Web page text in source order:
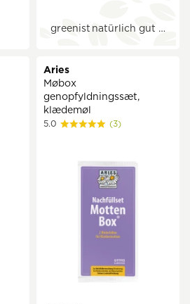
greenist natürlich gut …
Aries
Møbox
genopfyldningssæt,
klædemøl
5.0 (3)